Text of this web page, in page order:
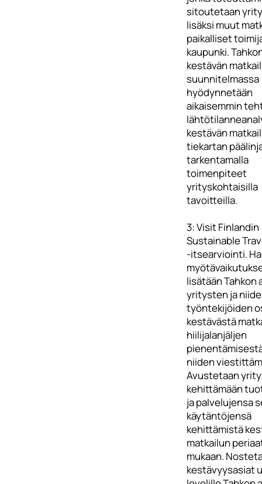
sitoutetaan
lisäksi muut
paikalliset
kaupunki.
kestävän
suunnitelmassa
hyödynnetään
aikaisemmin
kestävän
tiekartan
tarkentamalla
toimenpiteet
yrityskohtaisilla
tavoitteilla.
3: Visit Finlandin
Sustainable
-itsearviointi.
lisätään Tahkon
yritysten ja
työntekijöiden
kestävästä
hiilijalanjäljen
niiden
Avustetaan
kehittämään
ja palvelujensa
käytäntöjensä
kehittämistä
matkailun
mukaan.
kestävyysasiat